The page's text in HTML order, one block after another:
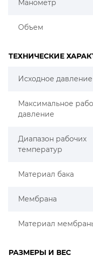
Манометр
Объем
ТЕХНИЧЕСКИЕ
Исходное давление
Максимальное
давление
Диапазон рабочих
температур
Материал бака
Мембрана
Материал
РАЗМЕРЫ И ВЕС